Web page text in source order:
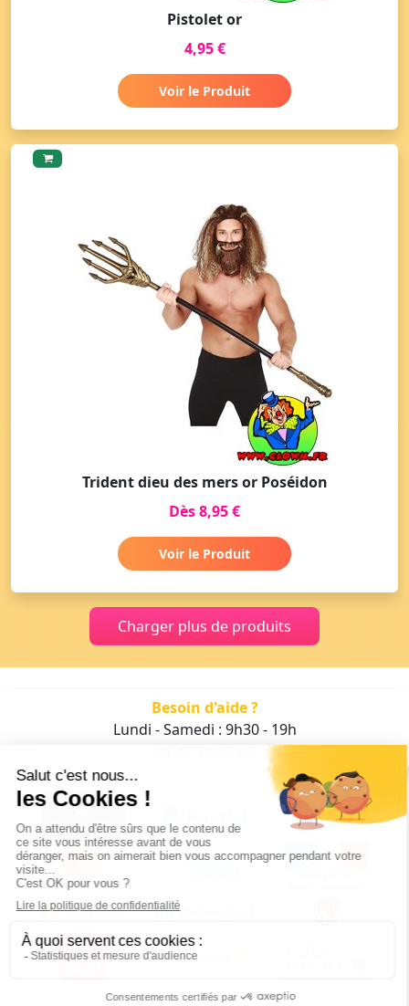
Pistolet or
4,95 €
Voir le Produit
Trident dieu des mers or Poséidon
Dès 8,95 €
Voir le Produit
Charger plus de produits
Besoin d'aide ?
Lundi - Samedi : 9h30 - 19h